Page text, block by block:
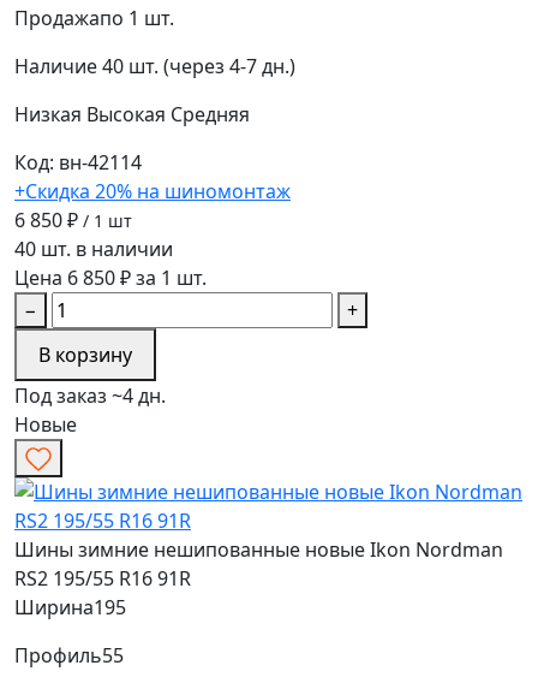
Продажапо 1 шт.
Наличие40 шт. (через 4-7 дн.)
Низкая Высокая Средняя
Код: вн-42114
+Скидка 20% на шиномонтаж
6 850 ₽ / 1 шт
40 шт. в наличии
Цена 6 850 ₽ за 1 шт.
−
+
В корзину
Под заказ ~4 дн.
Новые
Шины зимние нешипованные новые Ikon Nordman
RS2 195/55 R16 91R
Ширина195
Профиль55